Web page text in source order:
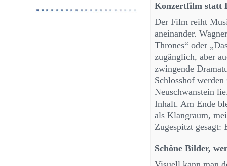
Konzertfilm statt
Der Film reiht
aneinander.
Thrones“ oder
zugänglich, aber
zwingende
Schlosshof
Neuschwanstein
Inhalt. Am Ende
als Klangraum,
Zugespitzt gesagt:
Schöne Bilder,